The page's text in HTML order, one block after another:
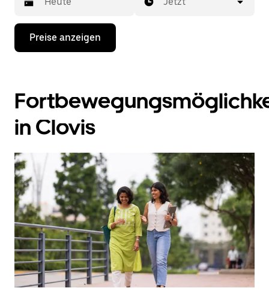
Drücke
Nach-
mit
dem
Kalender
zu
ein
Datum
auszuwählen.
Drücke
die
Escape-
Taste,
um
den
Kalender
zu
schließen.
Preise anzeigen
in Clovis